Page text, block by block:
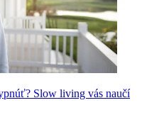
Slow living vás naučí